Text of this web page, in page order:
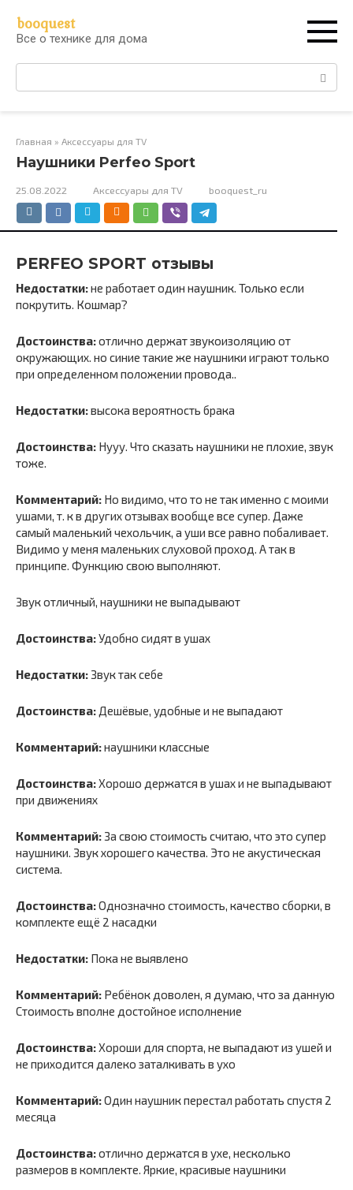
контенту
booquest
Все о технике для дома
Поиск:
Главная » Аксессуары для TV
Наушники Perfeo Sport
25.08.2022 Аксессуары для TV booquest_ru
PERFEO SPORT отзывы
Недостатки:не работает один наушник. Только если
покрутить. Кошмар?
Достоинства:отлично держат звукоизоляцию от
окружающих. но синие такие же наушники играют только
при определенном положении провода..
Недостатки:высока вероятность брака
Достоинства: Нууу. Что сказать наушники не плохие, звук
тоже.
Комментарий: Но видимо, что то не так именно с моими
ушами, т. к в других отзывах вообще все супер. Даже
самый маленький чехольчик, а уши все равно побаливает.
Видимо у меня маленьких слуховой проход. А так в
принципе. Функцию свою выполняют.
Звук отличный, наушники не выпадывают
Достоинства:Удобно сидят в ушах
Недостатки: Звук так себе
Достоинства: Дешёвые, удобные и не выпадают
Комментарий:наушники классные
Достоинства:Хорошо держатся в ушах и не выпадывают
при движениях
Комментарий: За свою стоимость считаю, что это супер
наушники. Звук хорошего качества. Это не акустическая
система.
Достоинства:Однозначно стоимость, качество сборки, в
комплекте ещё 2 насадки
Недостатки: Пока не выявлено
Комментарий: Ребёнок доволен, я думаю, что за данную
Стоимость вполне достойное исполнение
Достоинства:Хороши для спорта, не выпадают из ушей и
не приходится далеко заталкивать в ухо
Комментарий:Один наушник перестал работать спустя 2
месяца
Достоинства:отлично держатся в ухе, несколько
размеров в комплекте. Яркие, красивые наушники